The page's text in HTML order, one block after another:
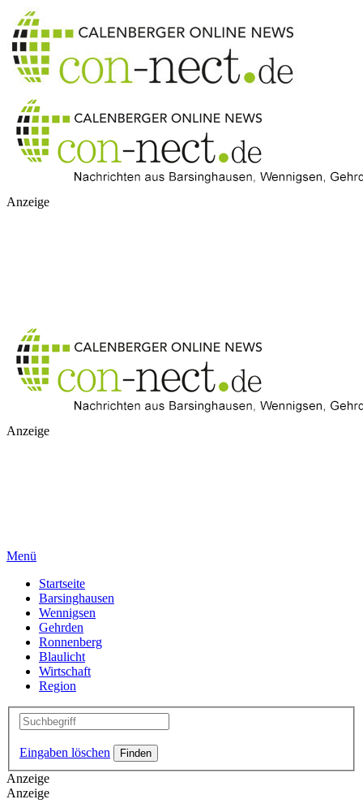
Anzeige
Anzeige
Menü
Startseite
Barsinghausen
Wennigsen
Gehrden
Ronnenberg
Blaulicht
Wirtschaft
Region
Eingaben löschen
Anzeige
Anzeige